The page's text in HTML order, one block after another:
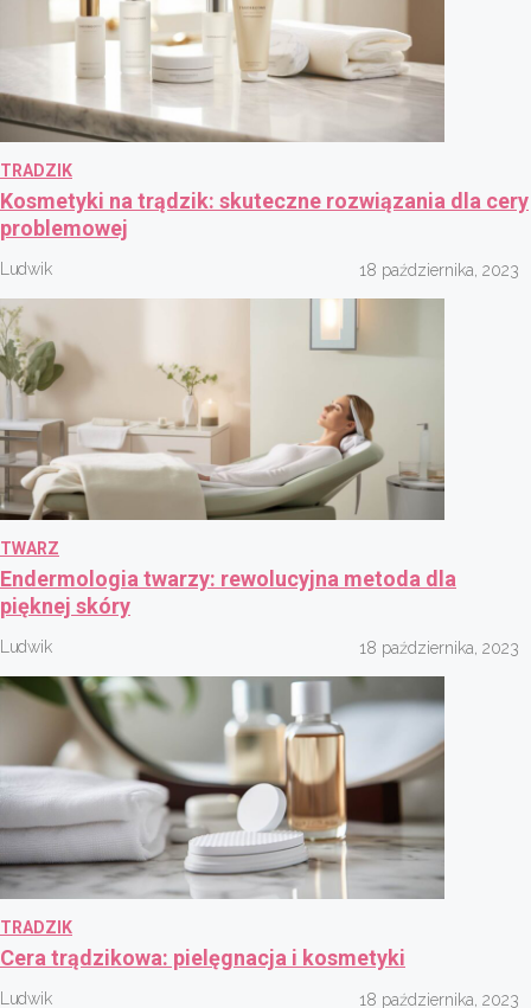
TRADZIK
Kosmetyki na trądzik: skuteczne rozwiązania dla cery
problemowej
Ludwik 18 października, 2023
TWARZ
Endermologia twarzy: rewolucyjna metoda dla
pięknej skóry
Ludwik 18 października, 2023
TRADZIK
Cera trądzikowa: pielęgnacja i kosmetyki
Ludwik 18 października, 2023